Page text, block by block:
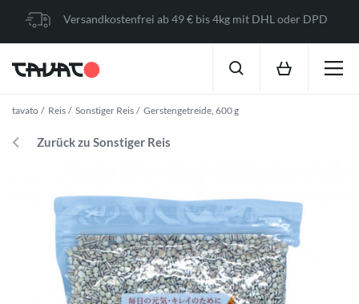
Versandkostenfrei ab 49 € bis 4kg mit DHL oder DPD
tavato Reis Sonstiger Reis Gerstengetreide, 600 g
Zurück zu Sonstiger Reis